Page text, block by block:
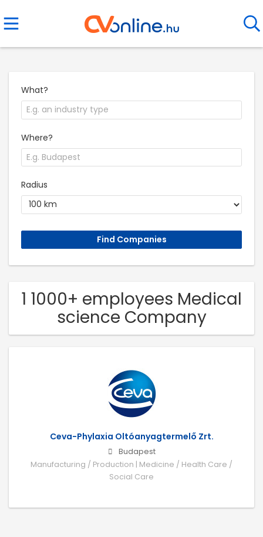
What?
Where?
Radius
1 1000+ employees Medical
science Company
Ceva-Phylaxia Oltóanyagtermelő Zrt.
Budapest
Manufacturing / Production | Medicine / Health Care /
Social Care